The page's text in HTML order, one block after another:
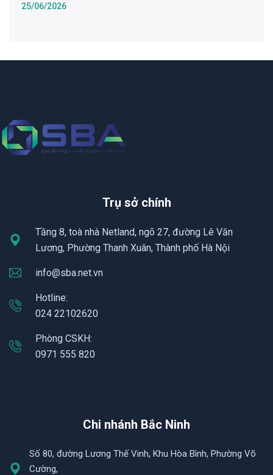
25/06/2026
Trụ sở chính
Tầng 8, toà nhà Netland, ngõ 27, đường Lê Văn
Lương, Phường Thanh Xuân, Thành phố Hà Nội
info@sba.net.vn
Hotline:
024 22102620
Phòng CSKH:
0971 555 820
Chi nhánh Bắc Ninh
Số 80, đường Lương Thế Vinh, Khu Hòa Bình, Phường Võ
Cường,